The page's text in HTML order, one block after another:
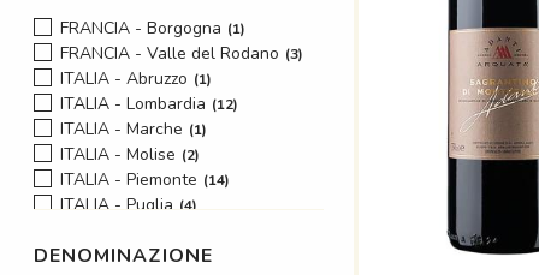
CANTINA ALDENO
CANTINA SANTA LUCIA
CASTELLARE DI CASTELLINA
CASTELLO DI MONSANTO
Castello di Perno 1
CIAVOLICH
CLEMENTI
COLLEMASSARI - TENUTA
CONTERNO FANTINO
FRANCIA - Borgogna 1
FRANCIA - Valle del Rodano 3
ITALIA - Abruzzo 1
ITALIA - Lombardia 12
ITALIA - Marche 1
ITALIA - Molise 2
ITALIA - Piemonte 14
ITALIA - Puglia 4
ITALIA - Sicilia 7
DENOMINAZIONE